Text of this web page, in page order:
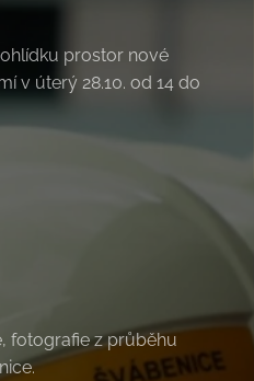
prostor nové
v úterý 28.10. od 14 do
fotografie z průběhu